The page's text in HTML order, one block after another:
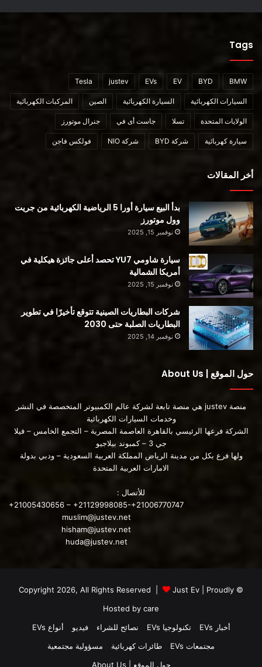
المصدر :
https://topelectricsuv.com/news/jeep/jeep-grand-
wagoneer-ev-release/
أقرأ ايضا :
الكشف عن جيب Renegade و Compass e-Hybrids الجديدتين
محتوى مدفوع
Jeep السيارة الكهربائية Jeep Wagoneer
سيارات الدفع الرباعي الكهربائية
Tags
BMW
BYD
EV
EVs
justev
Tesla
السيارات الكهربائية السيارة الكهربائية الصين المركبات الكهربائية
الولايات المتحدة تسلا جاست أى في جنرال موتورز
سيارة كهربائية شركة BYD شركة NIO فولكس فاجن
أخر المقالات
بدأ البيع سيارة أورا 5 الرياضية الكهربائية من جريت
وول موتورز
نوفمبر 15, 2025
سيارة شاومي YU7 تحصد أعلى جائزة هيكلية في
أمريكا الشمالية
نوفمبر 15, 2025
شركات البطاريات الصينية تتوقع تأخيرًا في تطوير
البطاريات الصلبة حتى 2030
نوفمبر 14, 2025
حول الموقع | About Us
منصة justev هي منصة تابعة لشركة عالم الكمبيوتر المتخصصة في النشر
وخدمات السيارات الكهربائية
الشركة فرعها الرئيسي بالقاهرة العاصمة المصرية – التجمع الخامس – فيلا
جي 3 – كمبوند بيلاجيو
ولها فرع بكل من مدينة الرياض المملكة العربية السعودية – ودبي بدولة
الامارات العربية المتحدة
للأتصال :
+21005430656 – +21129998085-+21006770747
muslim@justev.net
hisham@justev.net
huda@justev.net
© Copyright 2026, All Rights Reserved |
Just Ev | Proudly
Hosted by care
أخبار EVs
تكنولوجيا EVs نصائح للشراء فيديو
أنواع EVs
مجتمعات EVs
طائرات كهربائية
مسؤولية مجتمعية
حول الموقع | About Us